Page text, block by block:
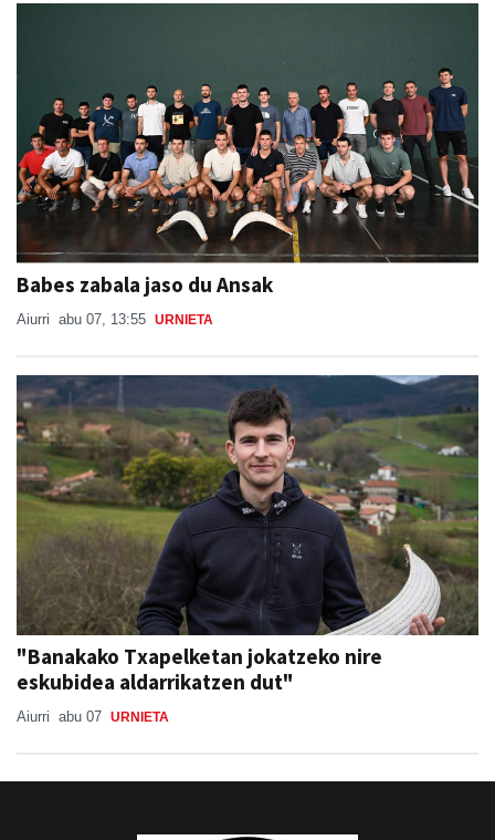
Babes zabala jaso du Ansak
Aiurri abu 07, 13:55 URNIETA
"Banakako Txapelketan jokatzeko nire
eskubidea aldarrikatzen dut"
Aiurri abu 07 URNIETA